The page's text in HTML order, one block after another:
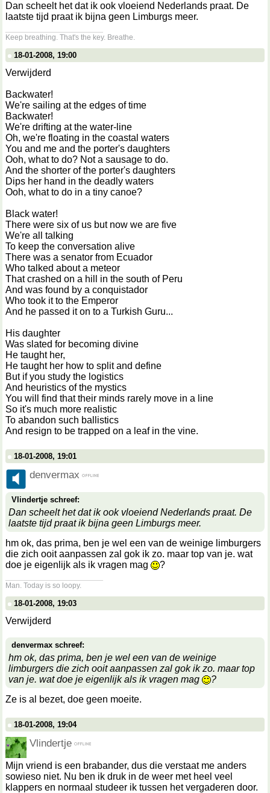
Dan scheelt het dat ik ook vloeiend Nederlands praat. De
laatste tijd praat ik bijna geen Limburgs meer.
Keep breathing. That's the key. Breathe.
18-01-2008, 19:00
Verwijderd
Backwater!
We're sailing at the edges of time
Backwater!
We're drifting at the water-line
Oh, we're floating in the coastal waters
You and me and the porter's daughters
Ooh, what to do? Not a sausage to do.
And the shorter of the porter's daughters
Dips her hand in the deadly waters
Ooh, what to do in a tiny canoe?
Black water!
There were six of us but now we are five
We're all talking
To keep the conversation alive
There was a senator from Ecuador
Who talked about a meteor
That crashed on a hill in the south of Peru
And was found by a conquistador
Who took it to the Emperor
And he passed it on to a Turkish Guru...
His daughter
Was slated for becoming divine
He taught her,
He taught her how to split and define
But if you study the logistics
And heuristics of the mystics
You will find that their minds rarely move in a line
So it's much more realistic
To abandon such ballistics
And resign to be trapped on a leaf in the vine.
18-01-2008, 19:01
denvermax
Vlindertje schreef:
Dan scheelt het dat ik ook vloeiend Nederlands praat. De
laatste tijd praat ik bijna geen Limburgs meer.
hm ok, das prima, ben je wel een van de weinige limburgers
die zich ooit aanpassen zal gok ik zo. maar top van je. wat
doe je eigenlijk als ik vragen mag
?
Man. Today is so loopy.
18-01-2008, 19:03
Verwijderd
denvermax schreef:
hm ok, das prima, ben je wel een van de weinige
limburgers die zich ooit aanpassen zal gok ik zo. maar top
van je. wat doe je eigenlijk als ik vragen mag
?
Ze is al bezet, doe geen moeite.
18-01-2008, 19:04
Vlindertje
Mijn vriend is een brabander, dus die verstaat me anders
sowieso niet. Nu ben ik druk in de weer met heel veel
klappers en normaal studeer ik tussen het vergaderen door.